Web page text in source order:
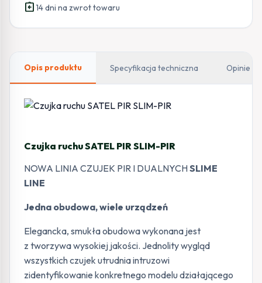
PIR
assignment_return14 dni na zwrot towaru
Opis produktu Specyfikacja techniczna Opinie
Czujka ruchu SATEL PIR SLIM-PIR
NOWA LINIA CZUJEK PIR I DUALNYCHSLIME
LINE
Jedna obudowa, wiele urządzeń
Elegancka, smukła obudowa wykonana jest
z tworzywa wysokiej jakości. Jednolity wygląd
wszystkich czujek utrudnia intruzowi
zidentyfikowanie konkretnego modelu działającego